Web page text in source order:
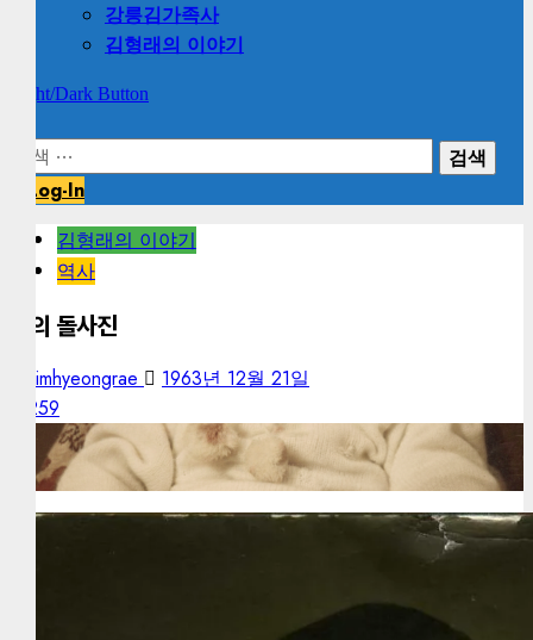
강릉김가족사
김형래의 이야기
Light/Dark Button
Log-In
김형래의 이야기
역사
나의 돌사진
kimhyeongrae
1963년 12월 21일
259
Gimini AI로 칼라변환한 사진 (2025년 11월)